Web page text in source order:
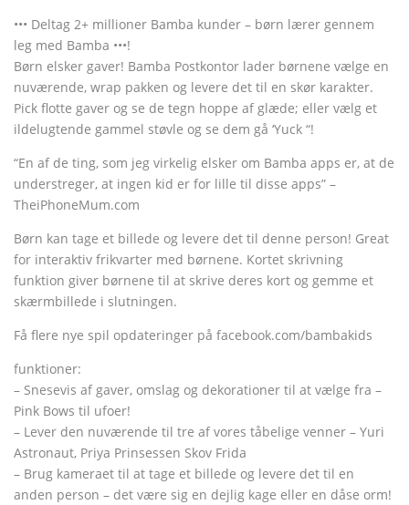
••• Deltag 2+ millioner Bamba kunder – børn lærer gennem
leg med Bamba •••!
Børn elsker gaver! Bamba Postkontor lader børnene vælge en
nuværende, wrap pakken og levere det til en skør karakter.
Pick flotte gaver og se de tegn hoppe af glæde; eller vælg et
ildelugtende gammel støvle og se dem gå ‘Yuck “!
“En af de ting, som jeg virkelig elsker om Bamba apps er, at de
understreger, at ingen kid er for lille til disse apps” –
TheiPhoneMum.com
Børn kan tage et billede og levere det til denne person! Great
for interaktiv frikvarter med børnene. Kortet skrivning
funktion giver børnene til at skrive deres kort og gemme et
skærmbillede i slutningen.
Få flere nye spil opdateringer på facebook.com/bambakids
funktioner:
– Snesevis af gaver, omslag og dekorationer til at vælge fra –
Pink Bows til ufoer!
– Lever den nuværende til tre af vores tåbelige venner – Yuri
Astronaut, Priya Prinsessen Skov Frida
– Brug kameraet til at tage et billede og levere det til en
anden person – det være sig en dejlig kage eller en dåse orm!